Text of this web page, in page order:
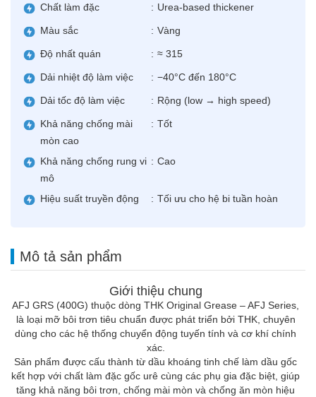
Chất làm đặc : Urea-based thickener
Màu sắc : Vàng
Độ nhất quán : ≈ 315
Dải nhiệt độ làm việc : −40°C đến 180°C
Dải tốc độ làm việc : Rộng (low → high speed)
Khả năng chống mài
mòn cao
: Tốt
Khả năng chống rung vi
mô
: Cao
Hiệu suất truyền động : Tối ưu cho hệ bi tuần hoàn
Mô tả sản phẩm
Giới thiệu chung
AFJ GRS (400G) thuộc dòng THK Original Grease – AFJ Series,
là loại mỡ bôi trơn tiêu chuẩn được phát triển bởi THK, chuyên
dùng cho các hệ thống chuyển động tuyến tính và cơ khí chính
xác.
Sản phẩm được cấu thành từ dầu khoáng tinh chế làm dầu gốc
kết hợp với chất làm đặc gốc urê cùng các phụ gia đặc biệt, giúp
tăng khả năng bôi trơn, chống mài mòn và chống ăn mòn hiệu